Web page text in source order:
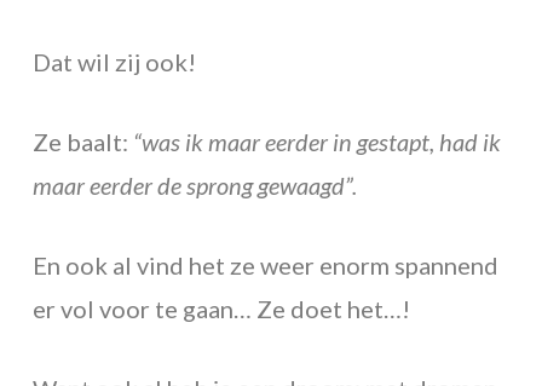
Dat wil zij ook!
Ze baalt: “was ik maar eerder in gestapt, had ik
maar eerder de sprong gewaagd”.
En ook al vind het ze weer enorm spannend
er vol voor te gaan… Ze doet het…!